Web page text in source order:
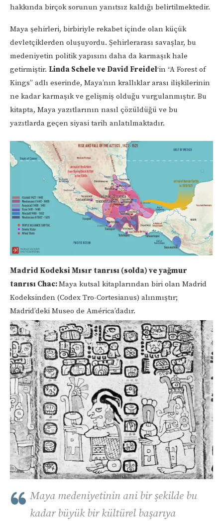
hakkında birçok sorunun yanıtsız kaldığı belirtilmektedir.
Maya şehirleri, birbiriyle rekabet içinde olan küçük
devletçiklerden oluşuyordu. Şehirlerarası savaşlar, bu
medeniyetin politik yapısını daha da karmaşık hale
getirmiştir. Linda Schele ve David Freidel‘in “A Forest of
Kings” adlı eserinde, Maya’nın krallıklar arası ilişkilerinin
ne kadar karmaşık ve gelişmiş olduğu vurgulanmıştır. Bu
kitapta, Maya yazıtlarının nasıl çözüldüğü ve bu
yazıtlarda geçen siyasi tarih anlatılmaktadır.
Madrid Kodeksi Mısır tanrısı (solda) ve yağmur
tanrısı Chac:Maya kutsal kitaplarından biri olan Madrid
Kodeksinden (Codex Tro-Cortesianus) alınmıştır;
Madrid’deki Museo de América’dadır.
Maya medeniyetinin ani bir şekilde bu
kadar büyük bir kültürel başarıya